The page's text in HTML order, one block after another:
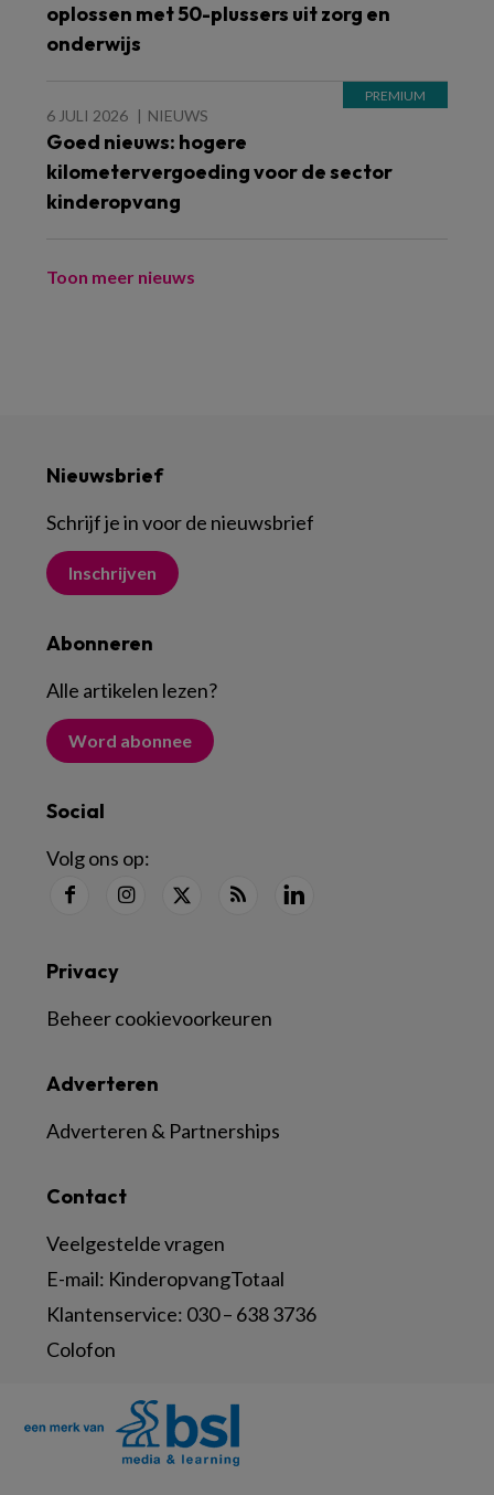
oplossen met 50-plussers uit zorg en
onderwijs
6 JULI 2026 NIEUWS
Goed nieuws: hogere
kilometervergoeding voor de sector
kinderopvang
Toon meer nieuws
Nieuwsbrief
Schrijf je in voor de nieuwsbrief
Inschrijven
Abonneren
Alle artikelen lezen?
Word abonnee
Social
Volg ons op:
Contact
Veelgestelde vragen
E-mail: KinderopvangTotaal
Klantenservice: 030 – 638 3736
Colofon
Adverteren
Adverteren & Partnerships
Privacy
Beheer cookievoorkeuren